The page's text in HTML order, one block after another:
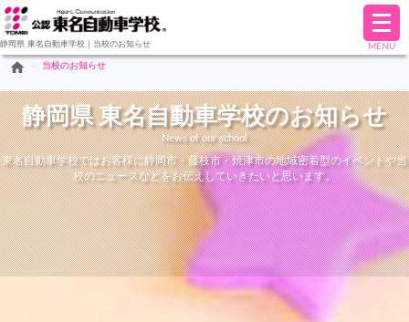
静岡県-東名自動車学校｜当校のお知らせ
メ
ニ
ュ
を
開
く
MENU
home 当校のお知らせ
静岡県 東名自動車学校のお知らせ
News of our school
東名自動車学校ではお客様に静岡市・藤枝市・焼津市の地域密着型のイベントや当
校のニュースなどをお伝えしていきたいと思います。